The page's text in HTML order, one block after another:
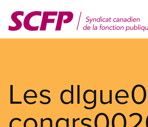
contenu
Les